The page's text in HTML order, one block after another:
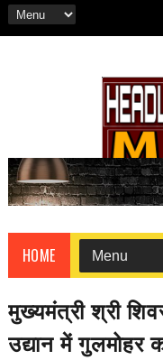
HOME
मुख्यमंत्री श्री
उद्यान में गुलमोहर